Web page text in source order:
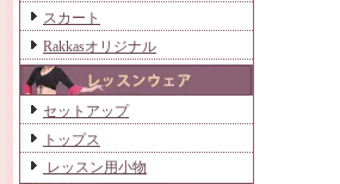
スカート
Rakkasオリジナル
セットアップ
トップス
レッスン用小物